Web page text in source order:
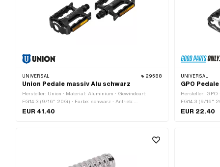
UNIVERSAL 29588
Union Pedale massiv Alu schwarz
Hersteller: Union · Material: Aluminium · Gewindeart:
FG14.3 (9/16" 20G) · Farbe: schwarz · Antrieb:
Aussensechskant · Reflektoren: Ja
EUR 41.40
UNIVERSAL
GPO
Hersteller: GPO
FG14.3 (9/16"
Antrieb:
EUR 22.40